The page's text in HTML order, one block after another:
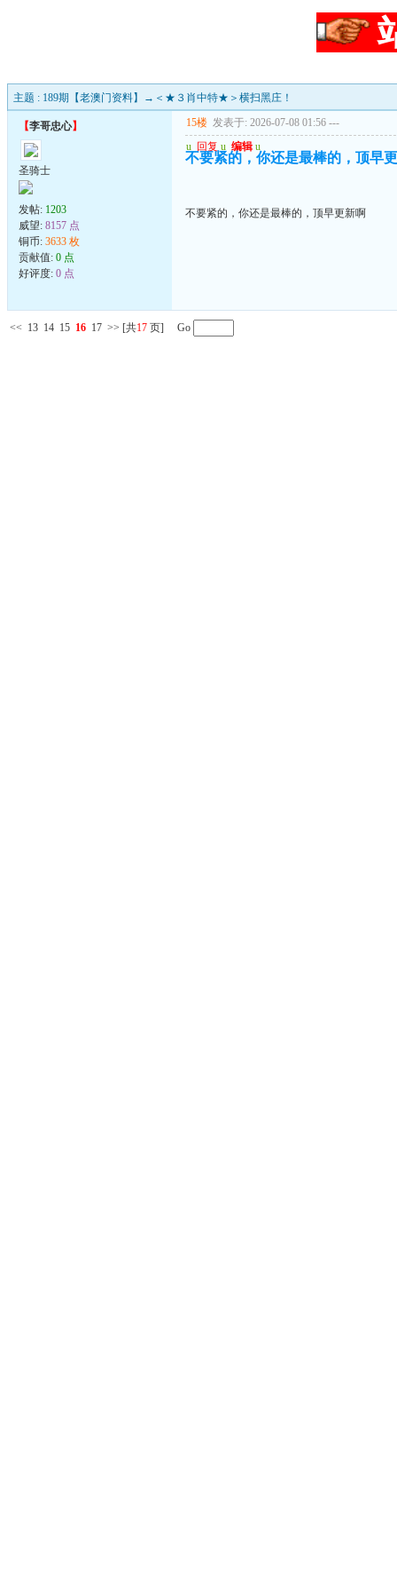
主题 : 189期【老澳门资料】→＜★３肖中特★＞横扫黑庄！
【李哥忠心】
圣骑士
发帖: 1203
威望: 8157 点
铜币: 3633 枚
贡献值: 0 点
好评度: 0 点
15楼 发表于: 2026-07-08 01:56 ---
u 回复 u 编辑 u
不要紧的，你还是最棒的，顶早
不要紧的，你还是最棒的，顶早更新啊
<< 13 14 15 16 17 >> [共17 页] Go